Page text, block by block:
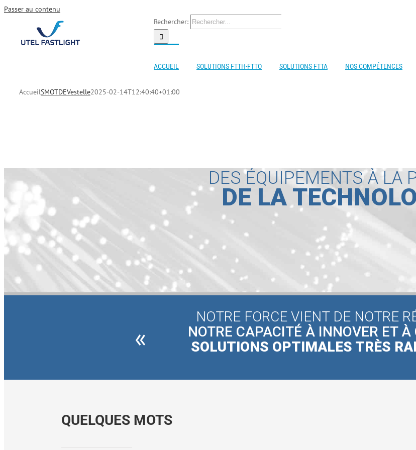
Passer au contenu
Rechercher:
ACCUEIL SOLUTIONS FTTH-FTTO SOLUTIONS FTTA NOS COMPÉTENCES
AccueilSMOTDEVestelle2025-02-14T12:40:40+01:00
DES ÉQUIPEMENTS À LA
DE LA
«
NOTRE FORCE VIENT DE NOTRE
NOTRE CAPACITÉ À INNOVER ET À
SOLUTIONS OPTIMALES TRÈS
QUELQUES MOTS